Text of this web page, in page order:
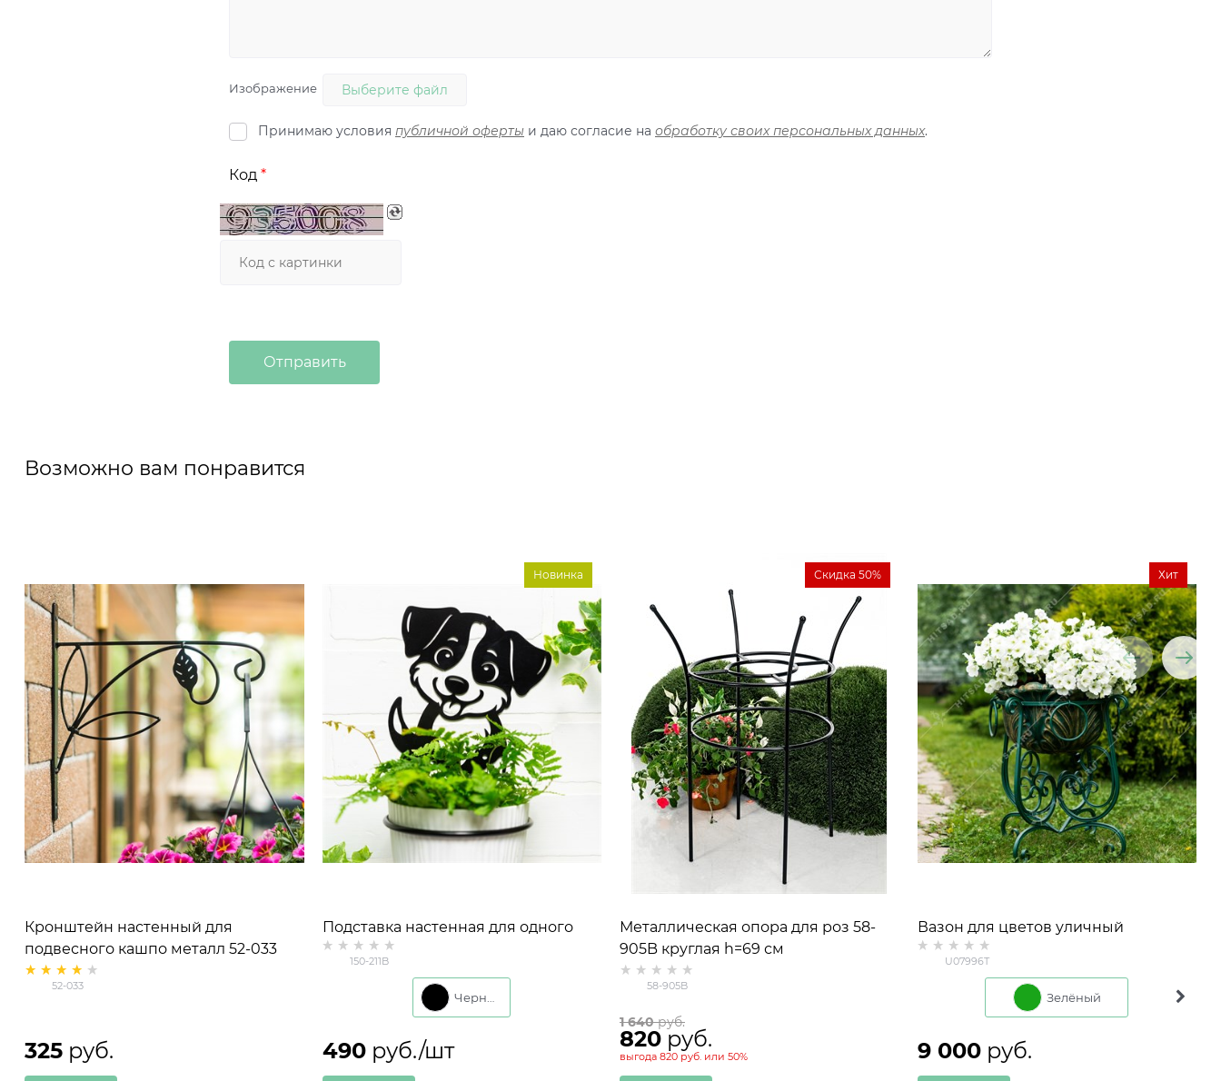
Изображение Выберите файл
Принимаю условия публичной оферты и даю согласие на обработку своих персональных данных.
Код
Возможно вам понравится
Кронштейн настенный для
подвесного кашпо металл 52-033
52-033
325 руб.
Подставка настенная для одного
растения 150-211 со съёмным
кольцом d=11 см
150-211B
Новинка
490 руб./шт
Металлическая опора для роз 58-
905B круглая h=69 см
58-905B
Скидка 50%
1 640 руб.
820 руб.
выгода 820 руб. или 50%
Вазон для цветов уличный
одноярусный U07996T металл и
стеклопластик
U07996T
Зелёный
Хит
9 000 руб.